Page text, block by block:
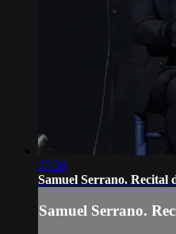
37:38
Samuel Serrano. Recital
Samuel Serrano.